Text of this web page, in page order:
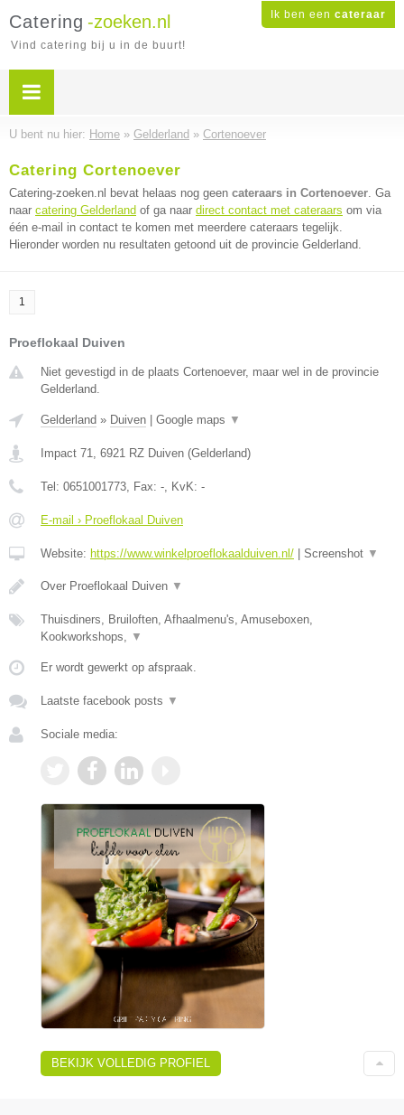
Ik ben een cateraar
Catering -zoeken.nl
Vind catering bij u in de buurt!
U bent nu hier: Home » Gelderland » Cortenoever
Catering Cortenoever
Catering-zoeken.nl bevat helaas nog geen cateraars in Cortenoever. Ga
naar catering Gelderland of ga naar direct contact met cateraars om via
één e-mail in contact te komen met meerdere cateraars tegelijk.
Hieronder worden nu resultaten getoond uit de provincie Gelderland.
1
Proeflokaal Duiven
Niet gevestigd in de plaats Cortenoever, maar wel in de provincie
Gelderland.
Gelderland » Duiven Google maps ▼
Impact 71, 6921 RZ Duiven (Gelderland)
Tel: 0651001773, Fax: -, KvK: -
E-mail › Proeflokaal Duiven
Website: https://www.winkelproeflokaalduiven.nl/ Screenshot ▼
Over Proeflokaal Duiven ▼
Thuisdiners, Bruiloften, Afhaalmenu's, Amuseboxen,
Kookworkshops, ▼
Er wordt gewerkt op afspraak.
Laatste facebook posts ▼
Sociale media:
BEKIJK VOLLEDIG PROFIEL